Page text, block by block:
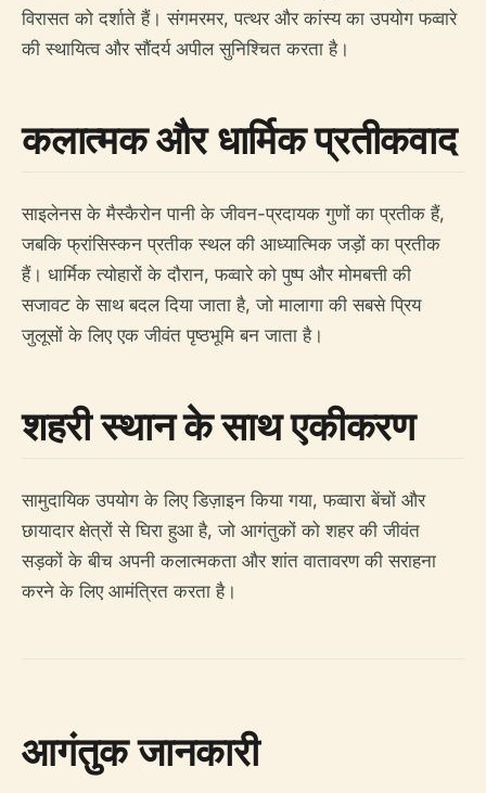
विरासत को दर्शाते हैं। संगमरमर, पत्थर और कांस्य का उपयोग फव्वारे
की स्थायित्व और सौंदर्य अपील सुनिश्चित करता है।
कलात्मक और धार्मिक प्रतीकवाद
साइलेनस के मैस्कैरोन पानी के जीवन-प्रदायक गुणों का प्रतीक हैं,
जबकि फ्रांसिस्कन प्रतीक स्थल की आध्यात्मिक जड़ों का प्रतीक
हैं। धार्मिक त्योहारों के दौरान, फव्वारे को पुष्प और मोमबत्ती की
सजावट के साथ बदल दिया जाता है, जो मालागा की सबसे प्रिय
जुलूसों के लिए एक जीवंत पृष्ठभूमि बन जाता है।
शहरी स्थान के साथ एकीकरण
सामुदायिक उपयोग के लिए डिज़ाइन किया गया, फव्वारा बेंचों और
छायादार क्षेत्रों से घिरा हुआ है, जो आगंतुकों को शहर की जीवंत
सड़कों के बीच अपनी कलात्मकता और शांत वातावरण की सराहना
करने के लिए आमंत्रित करता है।
आगंतुक जानकारी